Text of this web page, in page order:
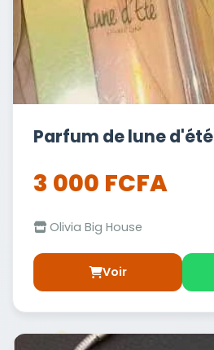
Parfum de lune d'été
3 000 FCFA
Olivia Big House
Voir